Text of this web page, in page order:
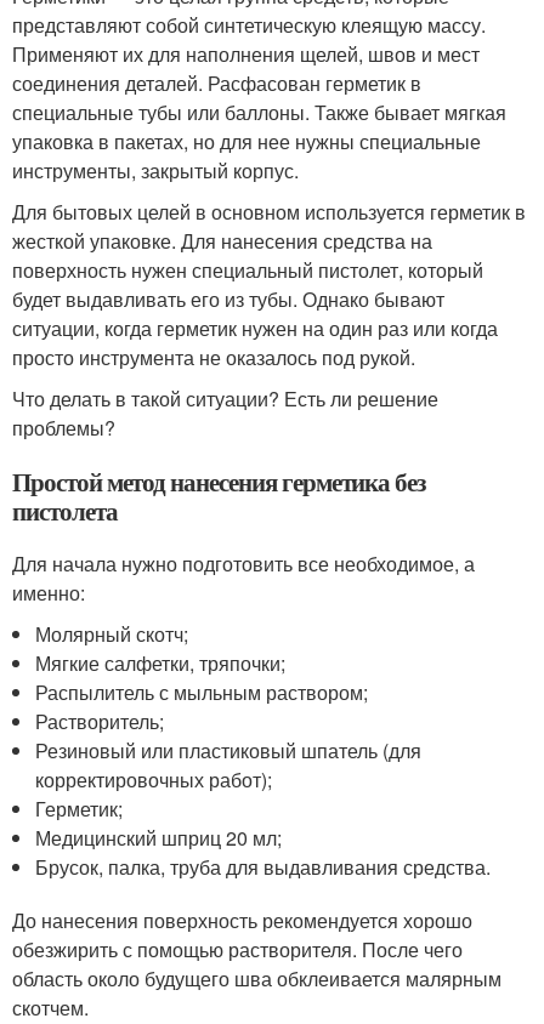
представляют собой синтетическую клеящую массу.
Применяют их для наполнения щелей, швов и мест
соединения деталей. Расфасован герметик в
специальные тубы или баллоны. Также бывает мягкая
упаковка в пакетах, но для нее нужны специальные
инструменты, закрытый корпус.
Для бытовых целей в основном используется герметик в
жесткой упаковке. Для нанесения средства на
поверхность нужен специальный пистолет, который
будет выдавливать его из тубы. Однако бывают
ситуации, когда герметик нужен на один раз или когда
просто инструмента не оказалось под рукой.
Что делать в такой ситуации? Есть ли решение
проблемы?
Простой метод нанесения герметика без
пистолета
Для начала нужно подготовить все необходимое, а
именно:
Молярный скотч;
Мягкие салфетки, тряпочки;
Распылитель с мыльным раствором;
Растворитель;
Резиновый или пластиковый шпатель (для
корректировочных работ);
Герметик;
Медицинский шприц 20 мл;
Брусок, палка, труба для выдавливания средства.
До нанесения поверхность рекомендуется хорошо
обезжирить с помощью растворителя. После чего
область около будущего шва обклеивается малярным
скотчем.